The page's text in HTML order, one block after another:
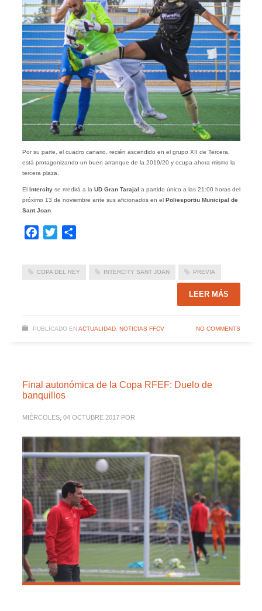
Por su parte, el cuadro canario, recién ascendido en el grupo XII de Tercera,
está protagonizando un buen arranque de la 2019/20 y ocupa ahora mismo la
tercera plaza.
El Intercityse medirá a la UD Gran Tarajal a partido único a las 21:00 horas del
próximo 13 de noviembre ante sus aficionados en el Poliesportiu Municipal de
Sant Joan.
Facebook
Twitter
COPA DEL REY INTERCITY SANT JOAN PREVIA
LEER MÁS
PUBLICADO EN ACTUALIDAD, NOTICIAS FFCV NO COMMENTS
Final autonómica de la Copa RFEF: Duelo de
banquillos
MIÉRCOLES, 04 OCTUBRE 2017 POR